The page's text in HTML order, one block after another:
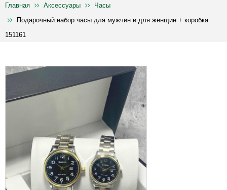
Главная Аксессуары
Часы
Подарочный набор часы для мужчин и для женщин + коробка
151161